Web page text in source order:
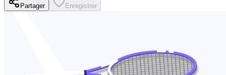
Partager Enregistrer